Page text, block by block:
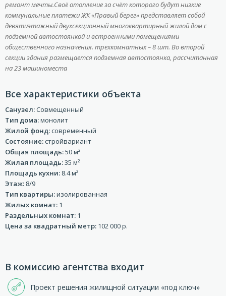
ремонт мечты.Своё отопление за счёт которого будут низкие
коммунальные платежиЖК «Правый берег» представляет собой
девятиэтажный двухсекционный многоквартирный жилой дом с
подземной автостоянкой и встроенными помещениями
общественного назначения. трехкомнатных – 8 шт. Во второй
секции здания размещается подземная автостоянка, рассчитанная
на 23 машиноместа
Все характеристики объекта
Санузел:Совмещенный
Тип дома:монолит
Жилой фонд:современный
Состояние:стройвариант
Общая площадь:50 м²
Жилая площадь:35 м²
Площадь кухни: 8.4 м²
Этаж: 8/9
Тип квартиры:изолированная
Жилых комнат: 1
Раздельных комнат: 1
Цена за квадратный метр: 102 000 р.
В комиссию агентства входит
Проект решения жилищной ситуации «под ключ»